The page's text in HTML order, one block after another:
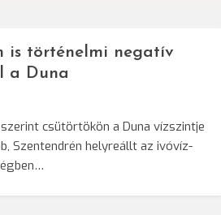
is történelmi negatív
a Duna
csütörtökön a Duna vízszintje
Szentendrén helyreállt az ivóvíz-